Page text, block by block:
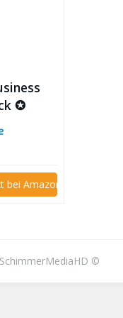
✪
bei Amazon kaufen
©